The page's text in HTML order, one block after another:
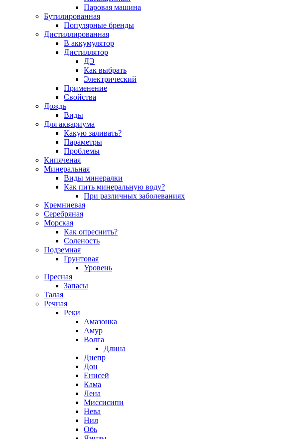
Паровая машина
Бутилированная
Популярные бренды
Дистиллированная
В аккумулятор
Дистиллятор
ДЭ
Как выбрать
Электрический
Применение
Свойства
Дождь
Виды
Для аквариума
Какую заливать?
Параметры
Проблемы
Кипяченая
Минеральная
Виды минералки
Как пить минеральную воду?
При различных заболеваниях
Кремниевая
Серебряная
Морская
Как опреснить?
Соленость
Подземная
Грунтовая
Уровень
Пресная
Запасы
Талая
Речная
Реки
Амазонка
Амур
Волга
Длина
Днепр
Дон
Енисей
Кама
Лена
Миссисипи
Нева
Нил
Обь